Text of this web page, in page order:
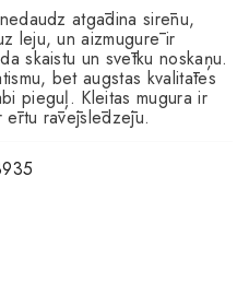
atgādina sirēnu,
leju, un aizmugurē ir
skaistu un svētku noskaņu.
bet augstas kvalitātes
pieguļ. Kleitas mugura ir
ērtu rāvējslēdzēju.